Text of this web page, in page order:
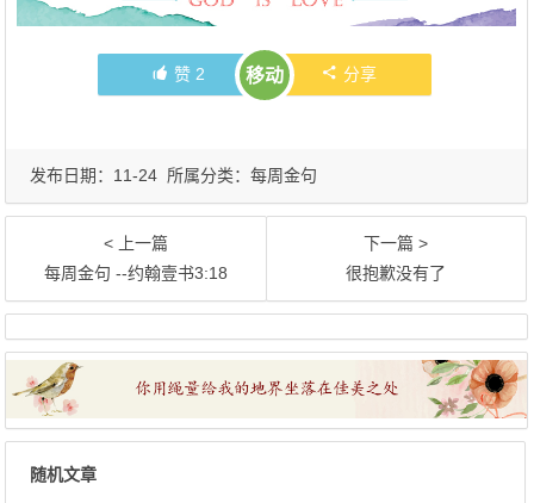
赞 2 移动 分享
发布日期：11-24 所属分类：每周金句
< 上一篇
每周金句 --约翰壹书3:18
下一篇 >
很抱歉没有了
随机文章